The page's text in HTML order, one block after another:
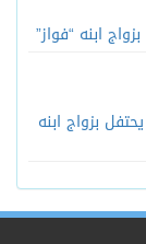
ابنه “فواز”
بزواج ابنه